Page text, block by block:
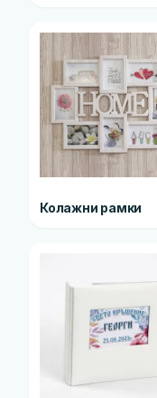
Колажни рамки